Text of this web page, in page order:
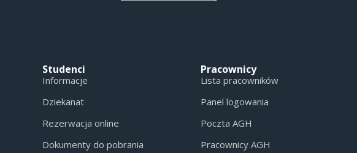
Studenci
Informacje
Dziekanat
Rezerwacja online
Dokumenty do pobrania
Pracownicy
Lista pracowników
Panel logowania
Poczta AGH
Pracownicy AGH